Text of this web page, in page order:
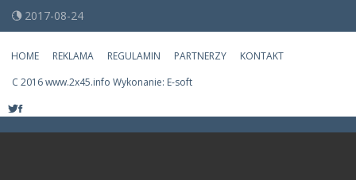
2017-08-24
HOME REKLAMA REGULAMIN PARTNERZY
KONTAKT
C 2016 www.2x45.info Wykonanie: E-soft